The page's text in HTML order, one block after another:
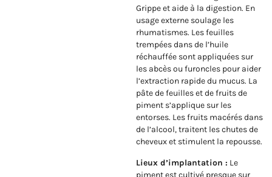
Grippe et aide à la digestion. En
usage externe soulage les
rhumatismes. Les feuilles
trempées dans de l’huile
réchauffée sont appliquées sur
les abcès ou furoncles pour aider
l’extraction rapide du mucus. La
pâte de feuilles et de fruits de
piment s’applique sur les
entorses. Les fruits macérés dans
de l’alcool, traitent les chutes de
cheveux et stimulent la repousse.
Lieux d’implantation : Le
piment est cultivé presque sur